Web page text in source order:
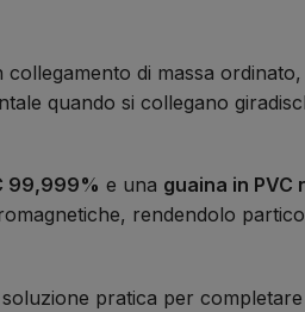
di massa
quando si collegano
99,999% e una guaina in PVC
rendendolo
pratica per